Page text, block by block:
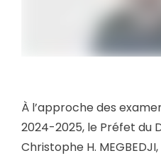
À l’approche des
2024-2025, le Préfet du
Christophe H.